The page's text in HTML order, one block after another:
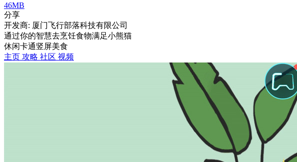
46MB
分享
开发商: 厦门飞行部落科技有限公司
通过你的智慧去烹饪食物满足小熊猫
休闲卡通竖屏美食
主页 攻略 社区 视频